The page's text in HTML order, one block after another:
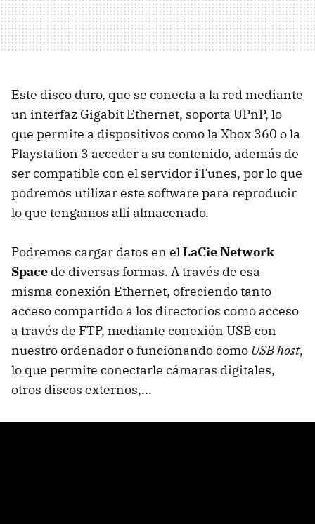
Este disco duro, que se conecta a la red mediante
un interfaz Gigabit Ethernet, soporta UPnP, lo
que permite a dispositivos como la Xbox 360 o la
Playstation 3 acceder a su contenido, además de
ser compatible con el servidor iTunes, por lo que
podremos utilizar este software para reproducir
lo que tengamos allí almacenado.
Podremos cargar datos en elLaCie Network
Space de diversas formas. A través de esa
misma conexión Ethernet, ofreciendo tanto
acceso compartido a los directorios como acceso
a través de FTP, mediante conexión USB con
nuestro ordenador o funcionando como USBhost,
lo que permite conectarle cámaras digitales,
otros discos externos,...